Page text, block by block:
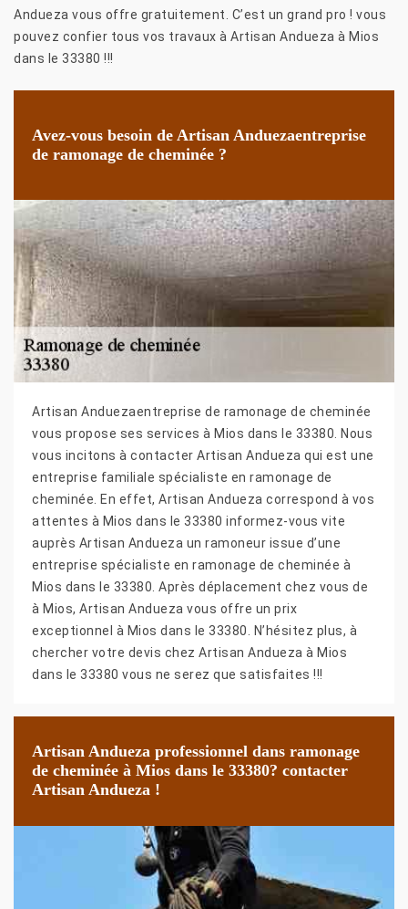
Andueza vous offre gratuitement. C’est un grand pro ! vous
pouvez confier tous vos travaux à Artisan Andueza à Mios
dans le 33380 !!!
Avez-vous besoin de Artisan Anduezaentreprise
de ramonage de cheminée ?
Artisan Anduezaentreprise de ramonage de cheminée
vous propose ses services à Mios dans le 33380. Nous
vous incitons à contacter Artisan Andueza qui est une
entreprise familiale spécialiste en ramonage de
cheminée. En effet, Artisan Andueza correspond à vos
attentes à Mios dans le 33380 informez-vous vite
auprès Artisan Andueza un ramoneur issue d’une
entreprise spécialiste en ramonage de cheminée à
Mios dans le 33380. Après déplacement chez vous de
à Mios, Artisan Andueza vous offre un prix
exceptionnel à Mios dans le 33380. N’hésitez plus, à
chercher votre devis chez Artisan Andueza à Mios
dans le 33380 vous ne serez que satisfaites !!!
Artisan Andueza professionnel dans ramonage
de cheminée à Mios dans le 33380? contacter
Artisan Andueza !